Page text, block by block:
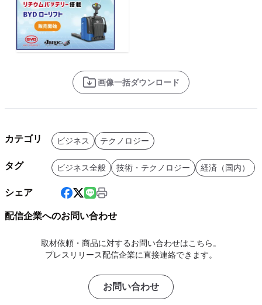
画像一括ダウンロード
カテゴリ ビジネス テクノロジー
タグ ビジネス全般 技術・テクノロジー 経済（国内）
シェア
配信企業へのお問い合わせ
取材依頼・商品に対するお問い合わせはこちら。
プレスリリース配信企業に直接連絡できます。
お問い合わせ